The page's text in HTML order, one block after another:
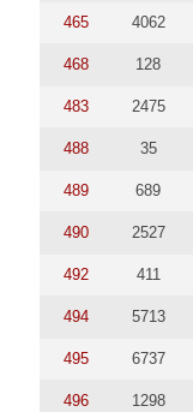
465 4062
468 128
483 2475
488 35
489 689
490 2527
492 411
494 5713
495 6737
496 1298